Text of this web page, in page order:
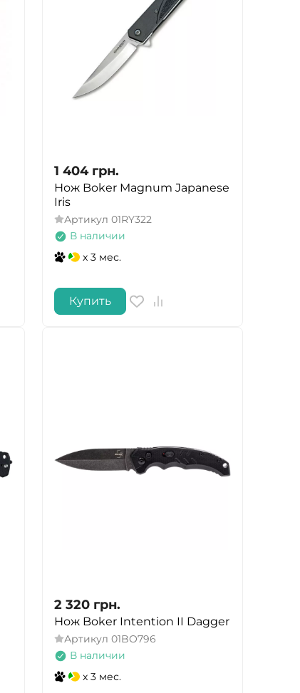
1 404 грн.
Нож Boker Magnum Japanese
Iris
Артикул 01RY322
В наличии
x 3 мес.
Купить
2 320 грн.
Нож Boker Intention II Dagger
Артикул 01BO796
В наличии
x 3 мес.